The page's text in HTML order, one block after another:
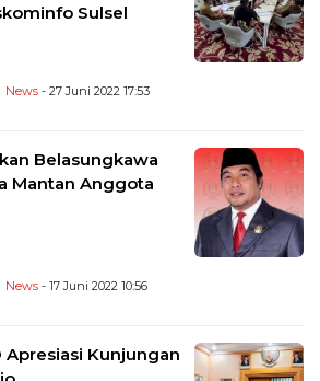
Sulsel
News - 27 Juni 2022 17:53
Belasungkawa
Mantan Anggota
News - 17 Juni 2022 10:56
Apresiasi Kunjungan